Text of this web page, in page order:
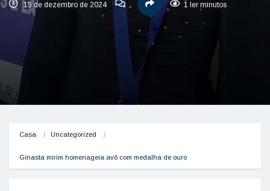
15 de dezembro de 2024 1 ler minutos
Casa Uncategorized
Ginasta mirim homenageia avô com medalha de ouro